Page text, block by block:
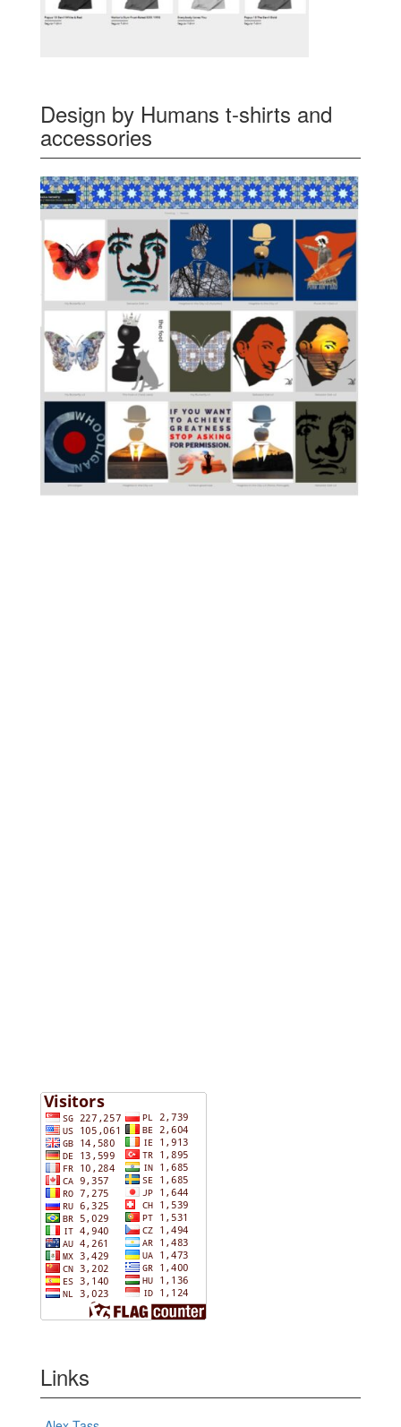
Design by Humans t-shirts and
accessories
Links